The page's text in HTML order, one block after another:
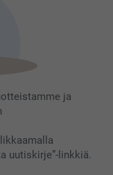
ja
uutiskirje”-linkkiä.